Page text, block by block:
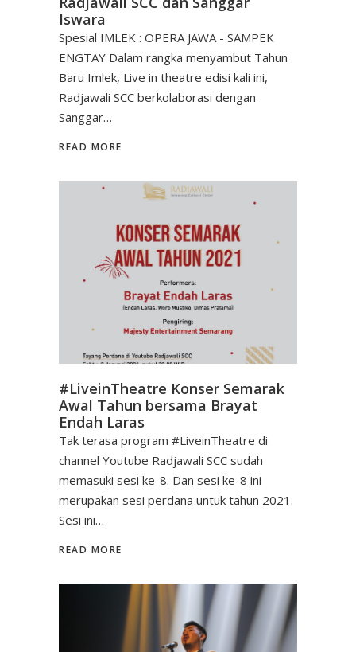
Iswara
Spesial IMLEK : OPERA JAWA - SAMPEK
ENGTAY Dalam rangka menyambut Tahun
Baru Imlek, Live in theatre edisi kali ini,
Radjawali SCC berkolaborasi dengan
Sanggar…
READ MORE
#LiveinTheatre Konser Semarak
Awal Tahun bersama Brayat
Endah Laras
Tak terasa program #LiveinTheatre di
channel Youtube Radjawali SCC sudah
memasuki sesi ke-8. Dan sesi ke-8 ini
merupakan sesi perdana untuk tahun 2021.
Sesi ini…
READ MORE